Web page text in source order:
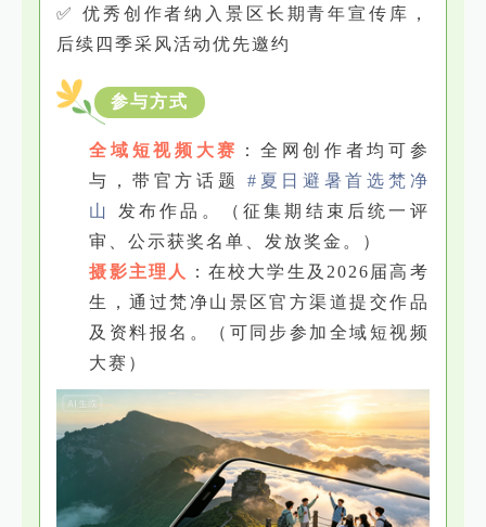
✅ 优秀创作者纳入景区长期青年宣传库，
后续四季采风活动优先邀约
参与方式
全域短视频大赛
：全网创作者均可参
与，带官方话题 #夏日避暑首选梵净
山
发布作品。（征集期结束后统一评
审、公示获奖名单、发放奖金。）
摄影主理人
：在校大学生及2026届高考
生，通过梵净山景区官方渠道提交作品
及资料报名。（可同步参加全域短视频
大赛）